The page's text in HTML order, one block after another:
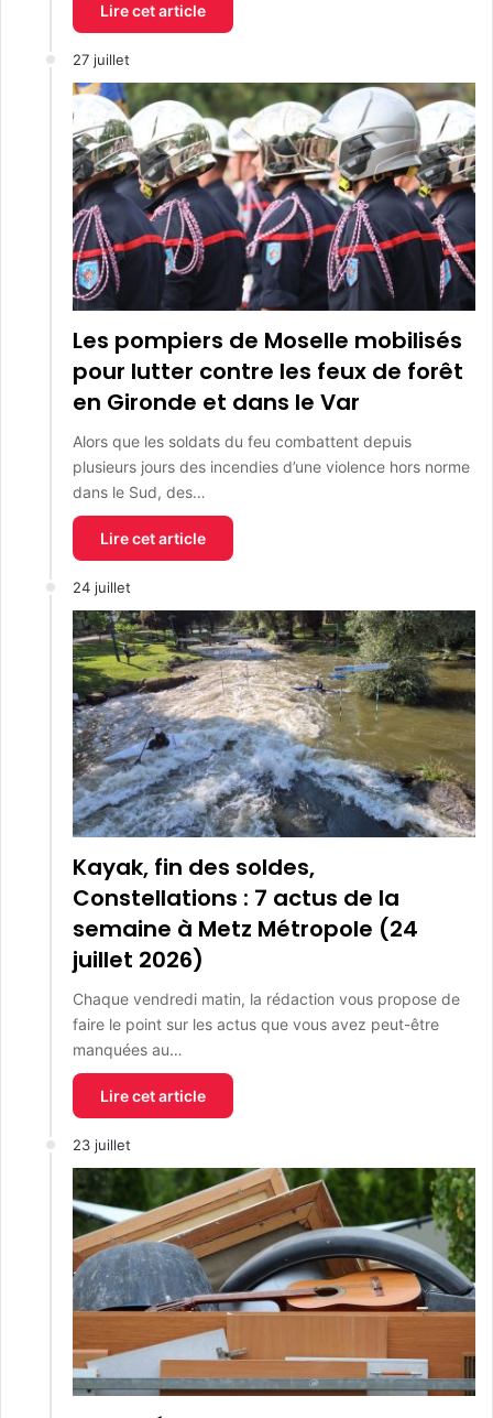
Lire cet article
27 juillet
Les pompiers de Moselle mobilisés
pour lutter contre les feux de forêt
en Gironde et dans le Var
Alors que les soldats du feu combattent depuis
plusieurs jours des incendies d’une violence hors norme
dans le Sud, des…
Lire cet article
24 juillet
Kayak, fin des soldes,
Constellations : 7 actus de la
semaine à Metz Métropole (24
juillet 2026)
Chaque vendredi matin, la rédaction vous propose de
faire le point sur les actus que vous avez peut-être
manquées au…
Lire cet article
23 juillet